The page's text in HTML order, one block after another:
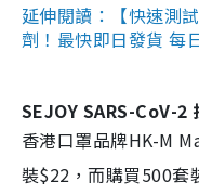
延伸閱讀：【快速測
劑！最快即日發貨 每
SEJOY SARS-CoV-2
香港口罩品牌HK-M
裝$22，而購買500套